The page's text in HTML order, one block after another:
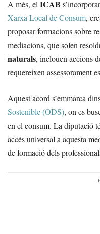
A més, el ICAB
Xarxa Local de Consum,
proposar formacions sobre
mediacions, que solen
naturals, inclouen accions
requereixen assessorament
Aquest acord s’emmarca
Sostenible (ODS), on es
en el consum. La diputació
accés universal a aquesta
de formació dels
-